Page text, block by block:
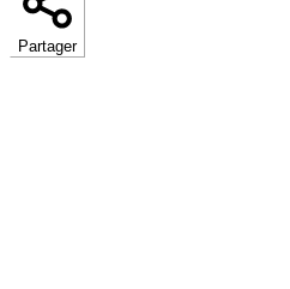
Partager